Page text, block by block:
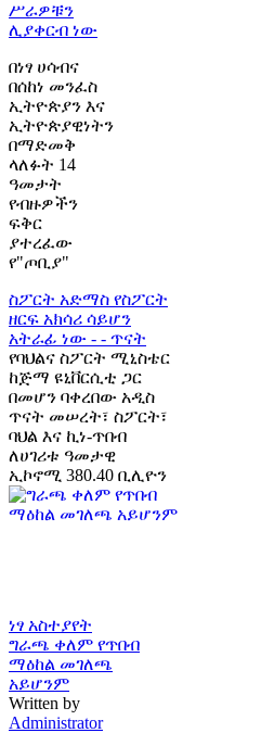
ሥራዎቹን
ሊያቀርብ ነው
በነፃ ሀሳብና
በሰከነ መንፈስ
ኢትዮጵያን እና
ኢትዮጵያዊነትን
በማድመቅ
ላለፉት 14
ዓመታት
የብዙዎችን
ፍቅር
ያተረፈው
የ"ጦቢያ"
ስፖርት አድማስ የስፖርት
ዘርፍ አክሳሪ ሳይሆን
አትራፊ ነው - - ጥናት
የባህልና ስፖርት ሚኒስቴር
ከጅማ ዩኒቨርሲቲ ጋር
በመሆን ባቀረበው አዲስ
ጥናት መሠረት፣ ስፖርት፣
ባህል እና ኪነ-ጥበብ
ለሀገሪቱ ዓመታዊ
ኢኮኖሚ 380.40 ቢሊዮን
ነፃ አስተያየት
ግራጫ ቀለም የጥበብ
ማዕከል መገለጫ
አይሆንም
Written by
Administrator